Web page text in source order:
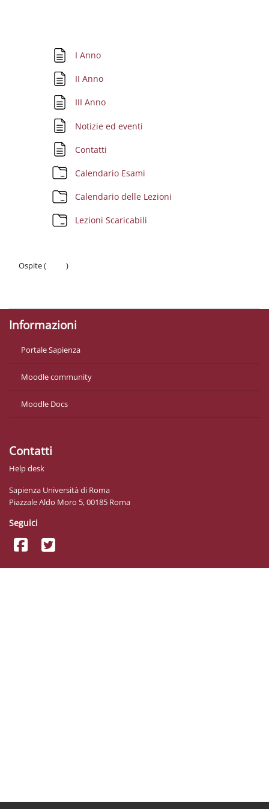
I AnnoPagina
II AnnoPagina
III AnnoPagina
Notizie ed eventi
Contatti
Calendario Esami
Calendario delle Lezioni
Lezioni Scaricabili
Ospite (
)
Informazioni
Portale Sapienza
Moodle community
Moodle Docs
Contatti
Help desk
Sapienza Università di Roma
Piazzale Aldo Moro 5, 00185 Roma
Seguici